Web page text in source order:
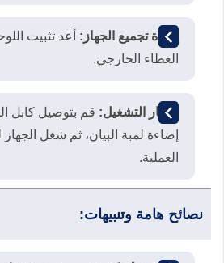
إعادة تجميع الجهاز: أعد تثبيت
الغطاء الخارجي.
اختبار التشغيل: قم بتوصيل كابل
إضاءة لمبة البيان، ثم شغل الجهاز
العملية.
نصائح هامة وتنبيهات: